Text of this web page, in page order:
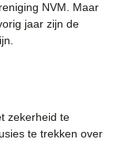
NVM. Maar
jaar zijn de
zekerheid te
te trekken over